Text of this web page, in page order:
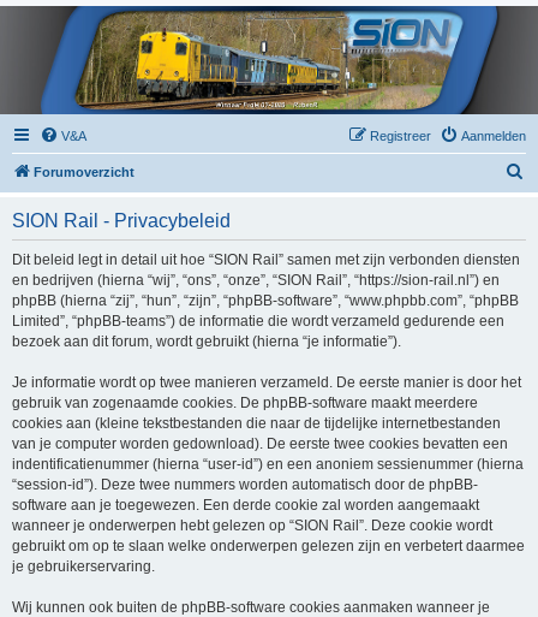
V&A Aanmelden
Registreer
Forumoverzicht
SION Rail - Privacybeleid
Dit beleid legt in detail uit hoe “SION Rail” samen met zijn verbonden diensten
en bedrijven (hierna “wij”, “ons”, “onze”, “SION Rail”, “https://sion-rail.nl”) en
phpBB (hierna “zij”, “hun”, “zijn”, “phpBB-software”, “www.phpbb.com”, “phpBB
Limited”, “phpBB-teams”) de informatie die wordt verzameld gedurende een
bezoek aan dit forum, wordt gebruikt (hierna “je informatie”).
Je informatie wordt op twee manieren verzameld. De eerste manier is door het
gebruik van zogenaamde cookies. De phpBB-software maakt meerdere
cookies aan (kleine tekstbestanden die naar de tijdelijke internetbestanden
van je computer worden gedownload). De eerste twee cookies bevatten een
indentificatienummer (hierna “user-id”) en een anoniem sessienummer (hierna
“session-id”). Deze twee nummers worden automatisch door de phpBB-
software aan je toegewezen. Een derde cookie zal worden aangemaakt
wanneer je onderwerpen hebt gelezen op “SION Rail”. Deze cookie wordt
gebruikt om op te slaan welke onderwerpen gelezen zijn en verbetert daarmee
je gebruikerservaring.
Wij kunnen ook buiten de phpBB-software cookies aanmaken wanneer je